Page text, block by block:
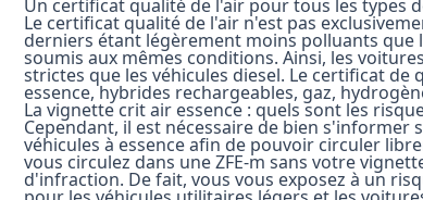
Un certificat qualité de l'air pour tous les types
Le certificat qualité de l'air n'est pas
derniers étant légèrement moins polluants que
soumis aux mêmes conditions. Ainsi, les
strictes que les véhicules diesel. Le certificat de
essence, hybrides rechargeables, gaz,
La vignette crit air essence : quels sont les
Cependant, il est nécessaire de bien
véhicules à essence afin de pouvoir circuler
vous circulez dans une ZFE-m sans votre
d'infraction. De fait, vous vous exposez à un